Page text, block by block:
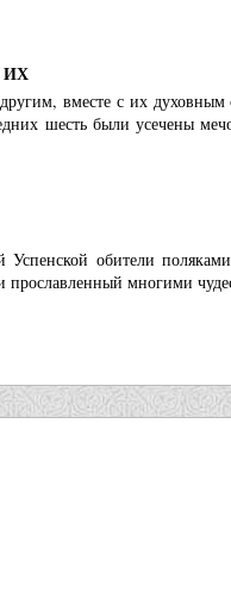
вместе с их
шесть были усечены
обители
многими